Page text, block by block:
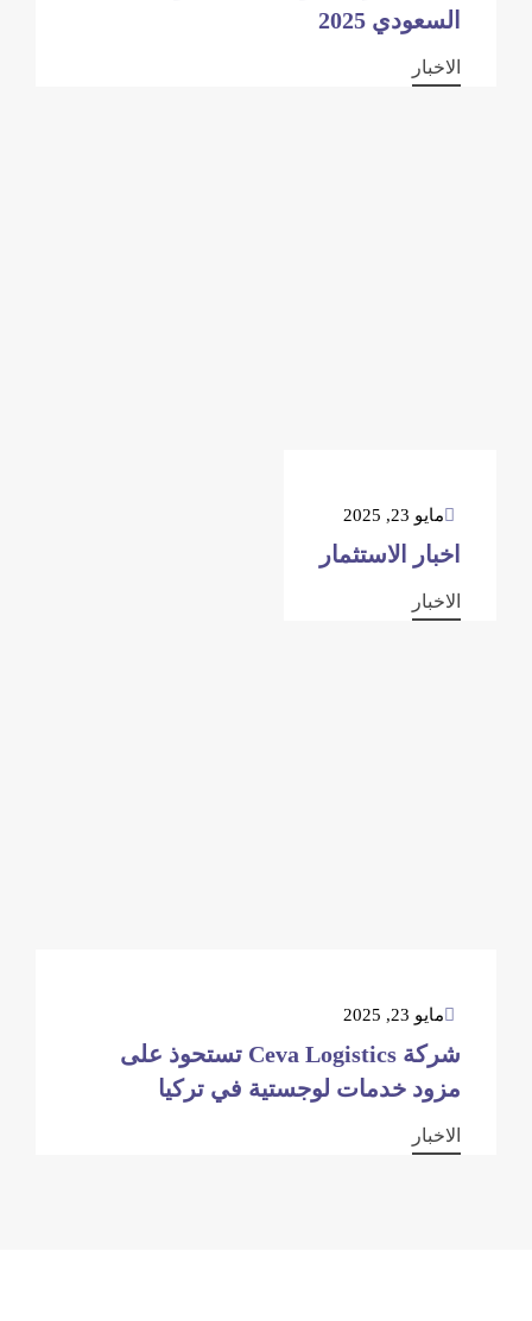
السعودي 2025
الاخبار
مايو 23, 2025
اخبار الاستثمار
الاخبار
مايو 23, 2025
شركة Ceva Logistics تستحوذ على
مزود خدمات لوجستية في تركيا
الاخبار